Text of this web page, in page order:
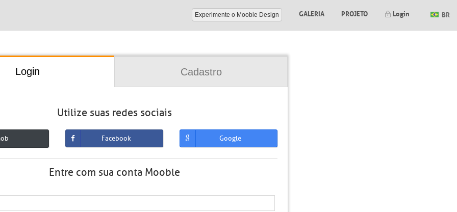
Experimente o Mooble Design GALERIA PROJETO Login BR
Login Cadastro
Utilize suas redes sociais
Facebook Google
Entre com sua conta Mooble